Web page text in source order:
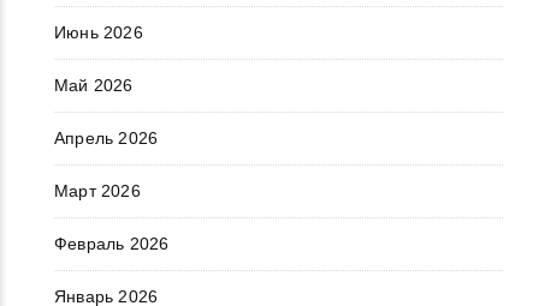
Июнь 2026
Май 2026
Апрель 2026
Март 2026
Февраль 2026
Январь 2026